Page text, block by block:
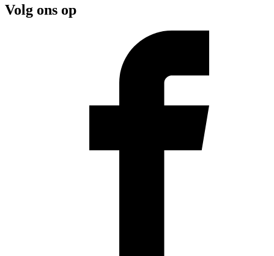
Volg ons op